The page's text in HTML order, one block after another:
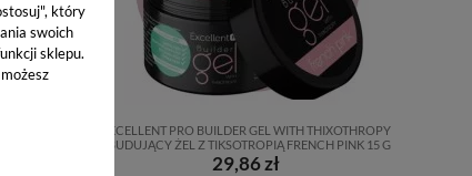
który
swoich
sklepu.
50 G
EXCELLENT PRO BUILDER GEL WITH THIXOTHROPY
- BUDUJĄCY ŻEL Z TIKSOTROPIĄ FRENCH PINK 15 G
29,86 zł